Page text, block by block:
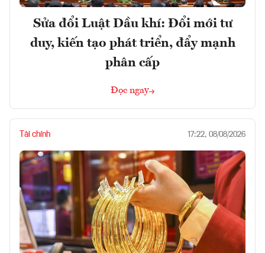
Sửa đổi Luật Dầu khí: Đổi mới tư
duy, kiến tạo phát triển, đẩy mạnh
phân cấp
Đọc ngay
Tài chính 17:22, 08/08/2026